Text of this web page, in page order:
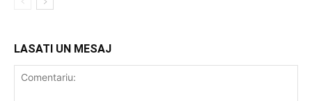
LASATI UN MESAJ